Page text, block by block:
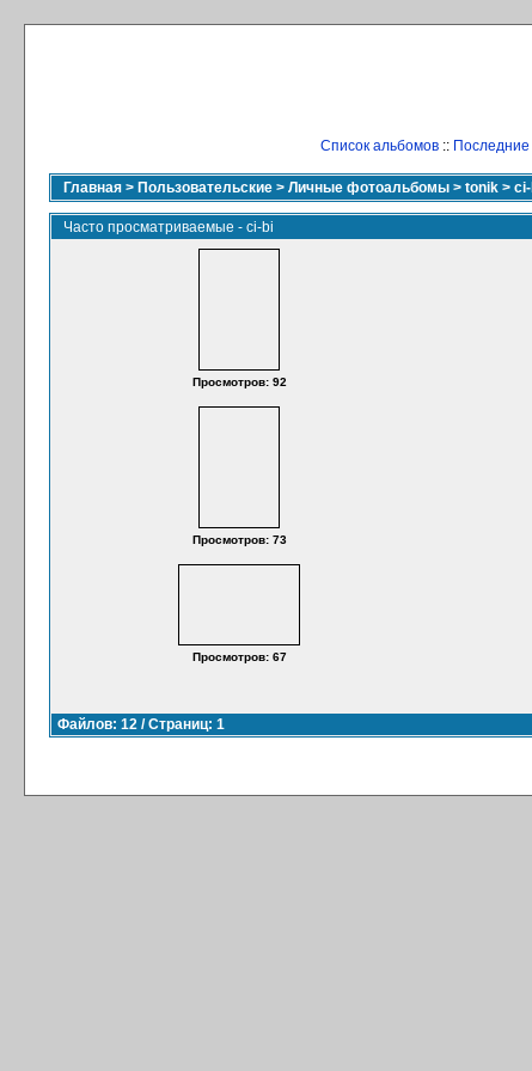
Список альбомов ::
Главная > Пользовательские > Личные фотоальбомы > tonik >
Часто просматриваемые - ci-bi
Просмотров: 92
Просмотров: 73
Просмотров: 67
Файлов: 12 / Страниц: 1